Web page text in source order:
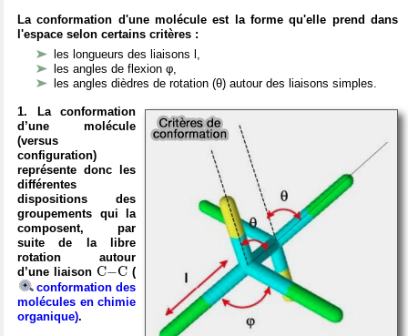
La conformation d'une molécule est la forme qu'elle prend dans
l'espace selon certains critères :
les longueurs des liaisons l,
les angles de flexion φ,
les angles dièdres de rotation (θ) autour des liaisons simples.
1. La conformation
d’une molécule
(versus
configuration)
représente donc les
différentes
dispositions des
groupements qui la
composent, par
suite de la libre
rotation autour
d’une liaison C−C
C−C (
conformation des
molécules en chimie
organique).